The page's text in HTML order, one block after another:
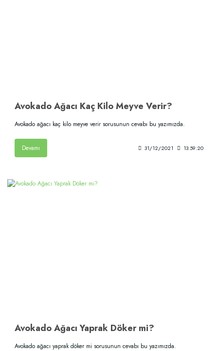
Avokado Ağacı Kaç Kilo Meyve Verir?
Avokado ağacı kaç kilo meyve verir sorusunun cevabı bu yazımızda.
Devamı 31/12/2021 13:59:20
Avokado Ağacı Yaprak Döker mi?
Avokado ağacı yaprak döker mi sorusunun cevabı bu yazımızda.